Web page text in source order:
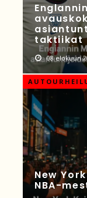
taktiikat
08 elokuun
New
NBA-